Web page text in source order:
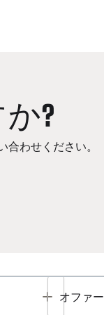
?
合わせください。
Toggle
オファー